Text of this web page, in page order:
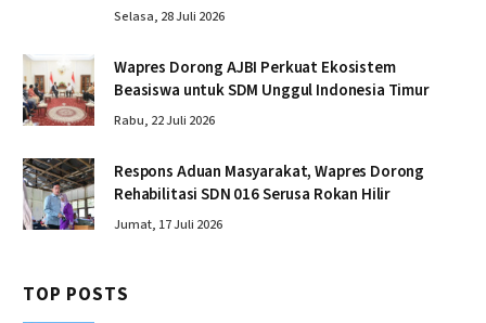
Selasa, 28 Juli 2026
Wapres Dorong AJBI Perkuat Ekosistem
Beasiswa untuk SDM Unggul Indonesia Timur
Rabu, 22 Juli 2026
Respons Aduan Masyarakat, Wapres Dorong
Rehabilitasi SDN 016 Serusa Rokan Hilir
Jumat, 17 Juli 2026
TOP POSTS